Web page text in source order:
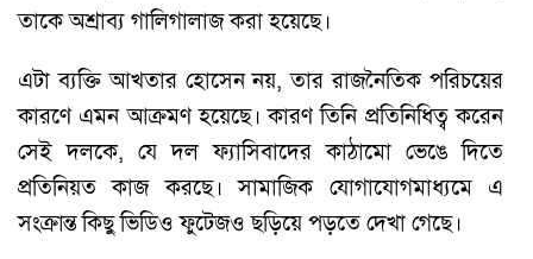
তাকে অশ্রাব্য গালিগালাজ করা হয়েছে।
এটা ব্যক্তি আখতার হোসেন নয়, তার রাজনৈতিক পরিচয়ের
কারণে এমন আক্রমণ হয়েছে। কারণ তিনি প্রতিনিধিত্ব করেন
সেই দলকে, যে দল ফ্যাসিবাদের কাঠামো ভেঙে দিতে
প্রতিনিয়ত কাজ করছে। সামাজিক যোগাযোগমাধ্যমে এ
সংক্রান্ত কিছু ভিডিও ফুটেজও ছড়িয়ে পড়তে দেখা গেছে।